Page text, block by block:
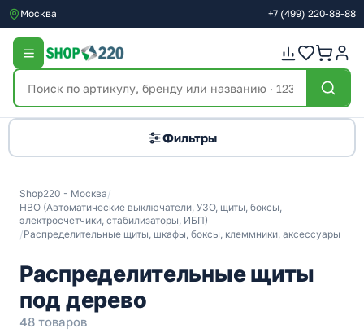
Москва +7 (499) 220-88-88
Фильтры
Shop220 - Москва/
НВО (Автоматические выключатели, УЗО, щиты, боксы,
электросчетчики, стабилизаторы, ИБП)
/Распределительные щиты, шкафы, боксы, клеммники, аксессуары
Распределительные щиты
под дерево
48 товаров